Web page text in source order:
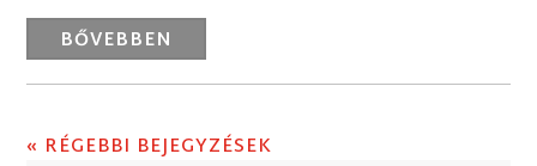
BŐVEBBEN
« RÉGEBBI BEJEGYZÉSEK